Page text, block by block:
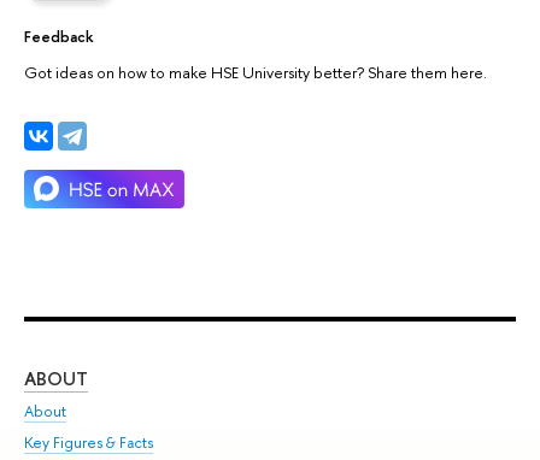
Feedback
Got ideas on how to make HSE University better? Share them here.
ABOUT
About
Key Figures & Facts